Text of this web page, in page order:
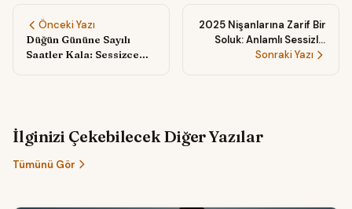
Önceki Yazı
Düğün Gününe Sayılı
Saatler Kala: Sessizce
Sonraki Yazı
2025 Nişanlarına Zarif Bir
Soluk: Anlamlı Sessizlik
Anlarıyla Dolu Kutlamalar
İlginizi Çekebilecek Diğer Yazılar
Tümünü Gör